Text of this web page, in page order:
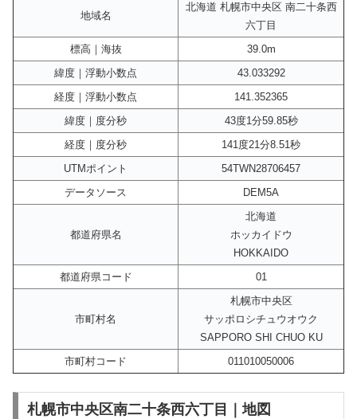
地域名
北海道 札幌市中央区 南二十条西
六丁目
標高｜海抜
39.0m
緯度｜浮動小数点
43.033292
経度｜浮動小数点
141.352365
緯度｜度分秒
43度1分59.85秒
経度｜度分秒
141度21分8.51秒
UTMポイント
54TWN28706457
データソース
DEM5A
都道府県名
北海道
ホッカイドウ
HOKKAIDO
都道府県コード
01
市町村名
札幌市中央区
サッポロシチュウオウク
SAPPORO SHI CHUO KU
市町村コード
011010050006
札幌市中央区南二十条西六丁目｜地図